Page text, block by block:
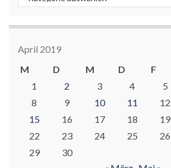
April 2019
M
D M D F
1
2 3 4 5
8
9 10 11 12
15
16 17 18 19
22
23 24 25 26
29
30